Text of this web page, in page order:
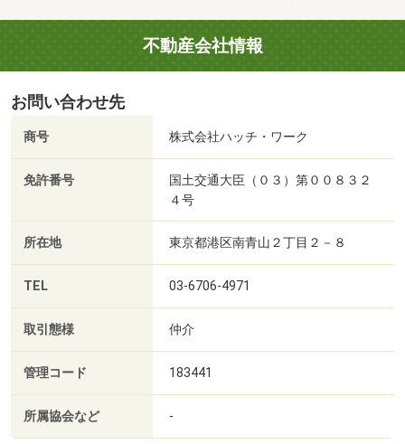
不動産会社情報
お問い合わせ先
商号 株式会社ハッチ・ワーク
免許番号
国土交通大臣（０３）第００８３２
４号
所在地 東京都港区南青山２丁目２－８
TEL 03-6706-4971
取引態様 仲介
管理コード 183441
所属協会など -